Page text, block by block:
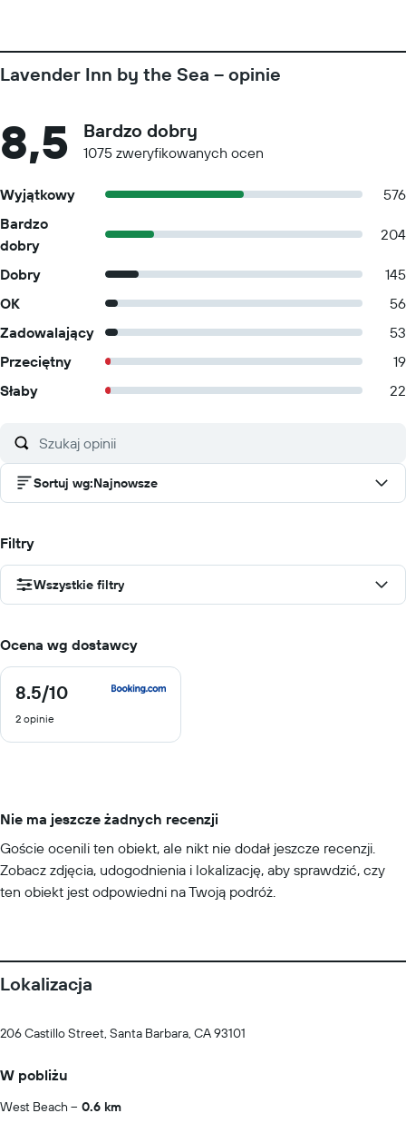
Lavender Inn by the Sea – opinie
8,5 Bardzo dobry
1075 zweryfikowanych ocen
Wyjątkowy
576
Bardzo
dobry
204
Dobry
145
OK
56
Zadowalający
53
Przeciętny
19
Słaby
22
Sortuj wg:Najnowsze
Filtry
Wszystkie filtry
Ocena wg dostawcy
8.5/10
8.5
10
2 opinie
Nie ma jeszcze żadnych recenzji
Goście ocenili ten obiekt, ale nikt nie dodał jeszcze recenzji.
Zobacz zdjęcia, udogodnienia i lokalizację, aby sprawdzić, czy
ten obiekt jest odpowiedni na Twoją podróż.
Lokalizacja
206 Castillo Street, Santa Barbara, CA 93101
W pobliżu
West Beach
0.6 km